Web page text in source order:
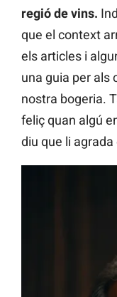
regió de vins.
que el context
els articles i
una guia per als
nostra bogeria.
feliç quan algú
diu que li agrada